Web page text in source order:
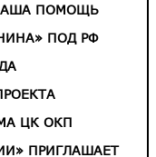
ПОМОЩЬ
ПОД РФ
ЦК ОКП
ПРИГЛАШАЕТ